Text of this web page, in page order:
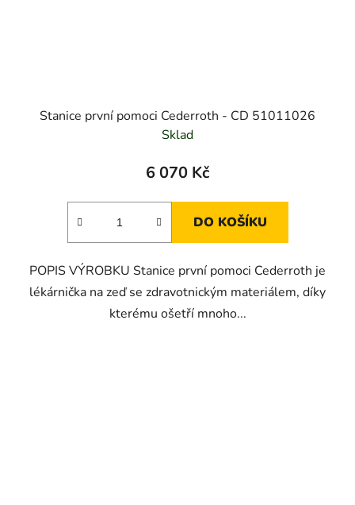
Stanice první pomoci Cederroth - CD 51011026
Sklad
6 070 Kč
DO KOŠÍKU
POPIS VÝROBKU Stanice první pomoci Cederroth je
lékárnička na zeď se zdravotnickým materiálem, díky
kterému ošetří mnoho...